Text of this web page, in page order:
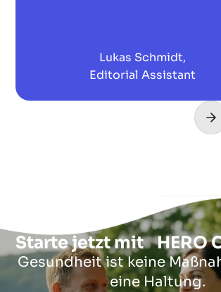
Lukas Schmidt,
Editorial Assistant
Starte jetzt mit HERO
Gesundheit ist keine
eine Haltung.